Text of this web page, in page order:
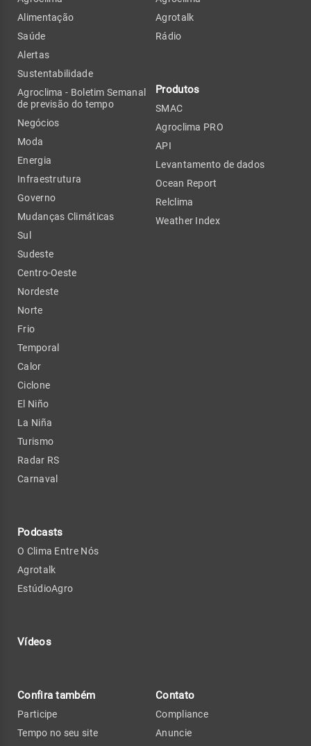
Alimentação
Saúde
Alertas
Sustentabilidade
Agroclima - Boletim Semanal
de previsão do tempo
Negócios
Moda
Energia
Infraestrutura
Governo
Mudanças Climáticas
Sul
Sudeste
Centro-Oeste
Nordeste
Norte
Frio
Temporal
Calor
Ciclone
El Niño
La Niña
Turismo
Radar RS
Carnaval
Podcasts
O Clima Entre Nós
Agrotalk
EstúdioAgro
Vídeos
Agrotalk
Rádio
Produtos
SMAC
Agroclima PRO
API
Levantamento de dados
Ocean Report
Relclima
Weather Index
Confira também
Participe
Tempo no seu site
Contato
Compliance
Anuncie